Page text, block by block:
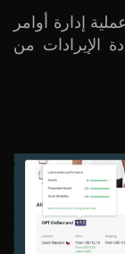
إدارة أوامر
الإيرادات من